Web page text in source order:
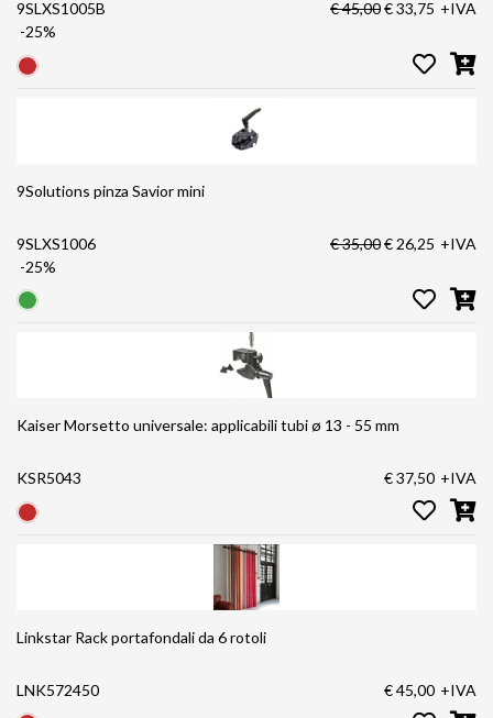
9SLXS1005B
-25%
€ 45,00€ 33,75 +IVA
9Solutions pinza Savior mini
9SLXS1006
-25%
€ 35,00€ 26,25 +IVA
Kaiser Morsetto universale: applicabili tubi ø 13 - 55 mm
KSR5043 € 37,50 +IVA
Linkstar Rack portafondali da 6 rotoli
LNK572450 € 45,00 +IVA